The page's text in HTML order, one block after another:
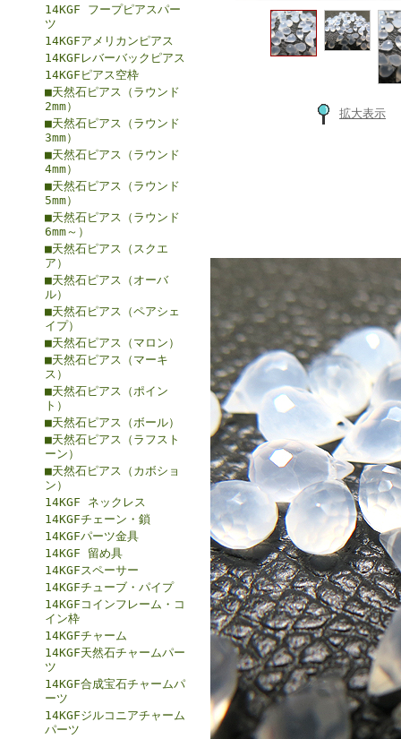
14KGF フープピアスパー
ツ
14KGFアメリカンピアス
14KGFレバーバックピアス
14KGFピアス空枠
■天然石ピアス（ラウンド
2mm）
■天然石ピアス（ラウンド
3mm）
■天然石ピアス（ラウンド
4mm）
■天然石ピアス（ラウンド
5mm）
■天然石ピアス（ラウンド
6mm～）
■天然石ピアス（スクエ
ア）
■天然石ピアス（オーバ
ル）
■天然石ピアス（ペアシェ
イプ）
■天然石ピアス（マロン）
■天然石ピアス（マーキ
ス）
■天然石ピアス（ポイン
ト）
■天然石ピアス（ボール）
■天然石ピアス（ラフスト
ーン）
■天然石ピアス（カボショ
ン）
14KGF ネックレス
14KGFチェーン・鎖
14KGFパーツ金具
14KGF 留め具
14KGFスペーサー
14KGFチューブ・パイプ
14KGFコインフレーム・コ
イン枠
14KGFチャーム
14KGF天然石チャームパー
ツ
14KGF合成宝石チャームパ
ーツ
14KGFジルコニアチャーム
パーツ
拡大表示